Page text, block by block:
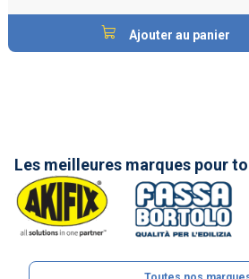
Ajouter au panier
Les meilleures marques pour